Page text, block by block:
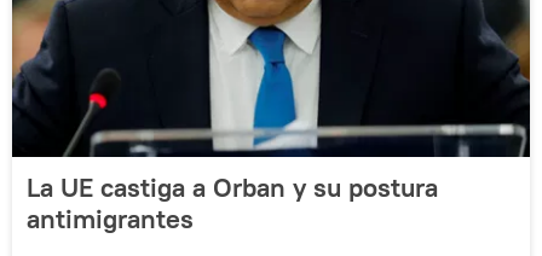
La UE castiga a Orban y su postura
antimigrantes